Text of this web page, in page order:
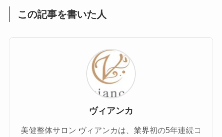
この記事を書いた人
ヴィアンカ
美健整体サロン ヴィアンカは、業界初の5年連続コ